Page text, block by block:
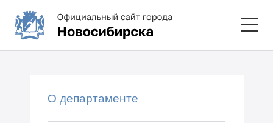
О департаменте